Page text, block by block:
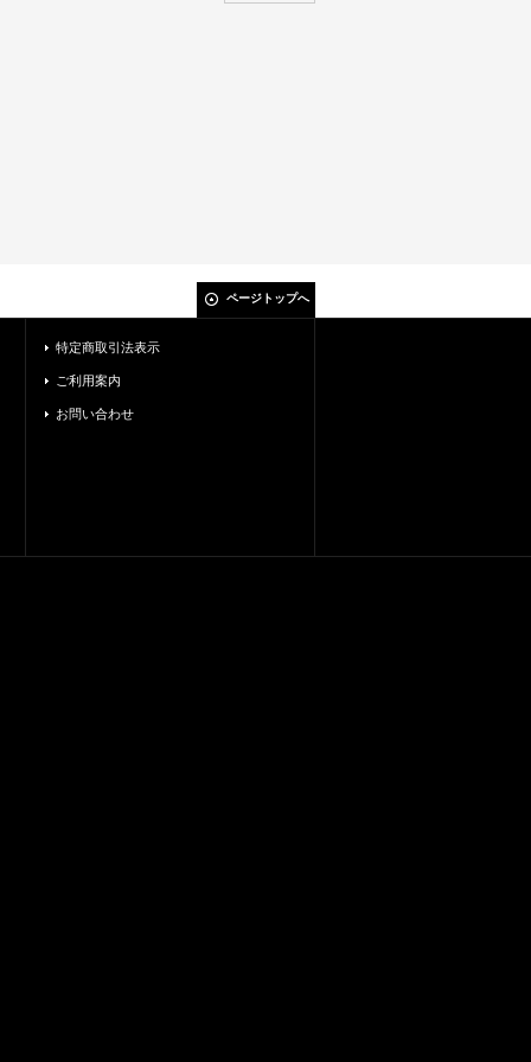
ページトップへ
特定商取引法表示
ご利用案内
お問い合わせ